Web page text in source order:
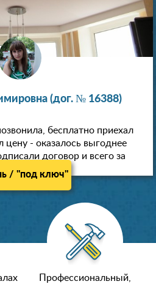
(дог. № 16388)
бесплатно приехал
- оказалось выгоднее
договор и всего за
потолки!
/ "под ключ"
Профессиональный,